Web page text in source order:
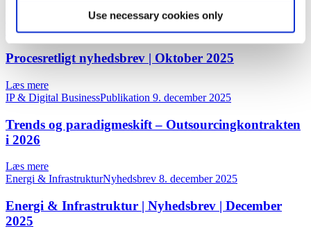
Use necessary cookies only
NyhedsbrevProces9. december 2025
Procesretligt nyhedsbrev | Oktober 2025
Læs mere
IP & Digital BusinessPublikation 9. december 2025
Trends og paradigmeskift – Outsourcingkontrakten
i 2026
Læs mere
Energi & InfrastrukturNyhedsbrev 8. december 2025
Energi & Infrastruktur | Nyhedsbrev | December
2025